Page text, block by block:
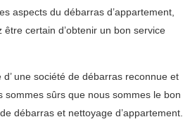
aspects du débarras d’appartement,
être certain d’obtenir un bon service
une société de débarras reconnue et
sommes sûrs que nous sommes le bon
débarras et nettoyage d’appartement.